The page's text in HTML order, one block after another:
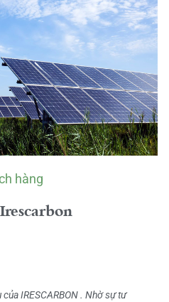
hàng
IRESCARBON . Nhờ sự tư